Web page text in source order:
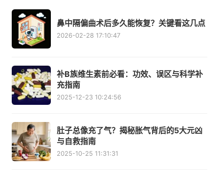
鼻中隔偏曲术后多久能恢复？关键看这几点
2026-02-28 17:10:47
补B族维生素前必看：功效、误区与科学补
充指南
2025-12-23 10:24:56
肚子总像充了气？揭秘胀气背后的5大元凶
与自救指南
2025-10-25 11:31:31